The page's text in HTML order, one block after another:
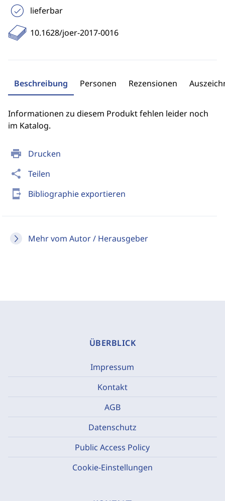
print Drucken
share Teilen
send_to_mobile Bibliographie exportieren
Mehr vom Autor / Herausgeber
lieferbar
10.1628/joer-2017-0016
Beschreibung Personen Rezensionen
Informationen zu diesem Produkt fehlen leider noch
im Katalog.
ÜBERBLICK
Impressum
Kontakt
AGB
Datenschutz
Public Access Policy
Cookie-Einstellungen